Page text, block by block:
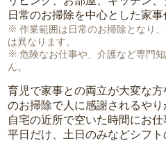
日常のお掃除を中心とした家事
作業範囲は日常のお掃除となり
は異なります。
危険なお仕事や、介護など専門
ん。
育児で家事との両立が大変な
のお掃除で人に感謝されるやり
自宅の近所で空いた時間にお仕
平日だけ、土日のみなどシフト